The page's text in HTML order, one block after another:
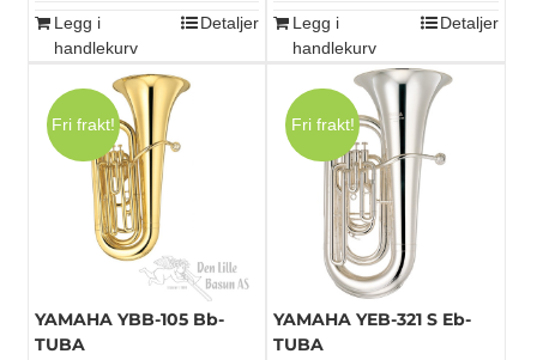
kr88,848.
er:
Legg i
handlekurv
Detaljer
kr84,168.
er:
Legg i
handlekurv
Detaljer
Fri frakt!
YAMAHA YBB-105 Bb-
TUBA
Fri frakt!
YAMAHA YEB-321 S Eb-
TUBA